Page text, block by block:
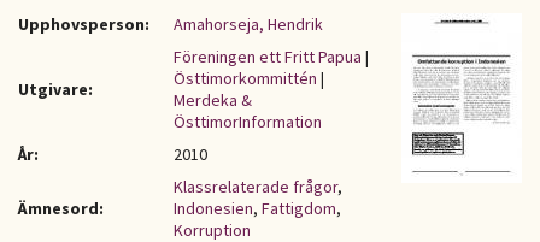
Upphovsperson: Amahorseja, Hendrik
Utgivare:
Föreningen ett Fritt Papua |
Östtimorkommittén |
Merdeka &
ÖsttimorInformation
År:
2010
Ämnesord:
Klassrelaterade frågor,
Indonesien, Fattigdom,
Korruption